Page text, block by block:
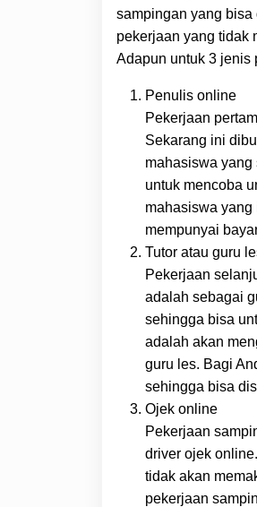
sampingan yang
pekerjaan yang tidak
Adapun untuk 3 jenis
Penulis online
Pekerjaan
Sekarang ini
mahasiswa yang
untuk mencoba
mahasiswa
mempunyai
Tutor atau guru
Pekerjaan
adalah sebagai
sehingga bisa
adalah akan
guru les. Bagi
sehingga bisa
Ojek online
Pekerjaan
driver ojek
tidak akan
pekerjaan